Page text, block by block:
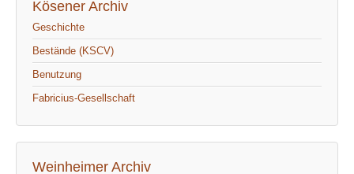
Kösener Archiv
Geschichte
Bestände (KSCV)
Benutzung
Fabricius-Gesellschaft
Weinheimer Archiv